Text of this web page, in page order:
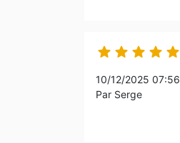
    
10/12/2025 07:56
Par Serge